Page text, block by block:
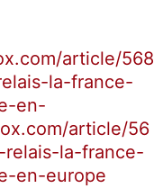
article/568
la-france-
en-
article/56
relais-la-france-
en-europe